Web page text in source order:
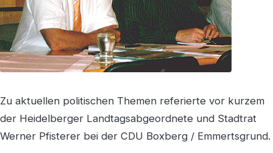
Zu aktuellen politischen Themen referierte vor kurzem
der Heidelberger Landtagsabgeordnete und Stadtrat
Werner Pfisterer bei der CDU Boxberg / Emmertsgrund.